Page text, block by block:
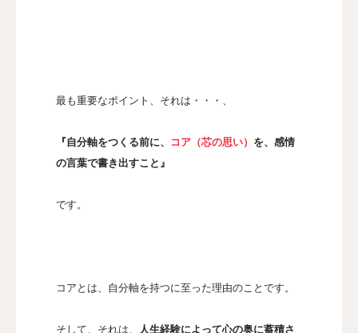
最も重要なポイント、それは・・・、
『自分軸をつくる前に、 コア（芯の思い） を、感情
の言葉で書き出すこと』
です。
コアとは、自分軸を持つに至った理由のことです。
そして、それは、
人生経験によって心の奥に蓄積さ